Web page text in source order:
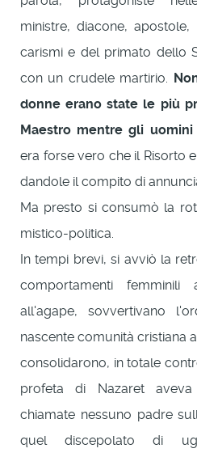
ministre, diacone,
carismi e del primato dello
con un crudele martirio.
donne erano state le più
Maestro mentre gli uomini
era forse vero che il Risorto
dandole il compito di
Ma presto si consumò la
mistico-politica.
In tempi brevi, si avviò la
comportamenti femminili
all'agape, sovvertivano
nascente comunità cristiana
consolidarono, in totale
profeta di Nazaret
chiamate nessuno padre
quel discepolato di